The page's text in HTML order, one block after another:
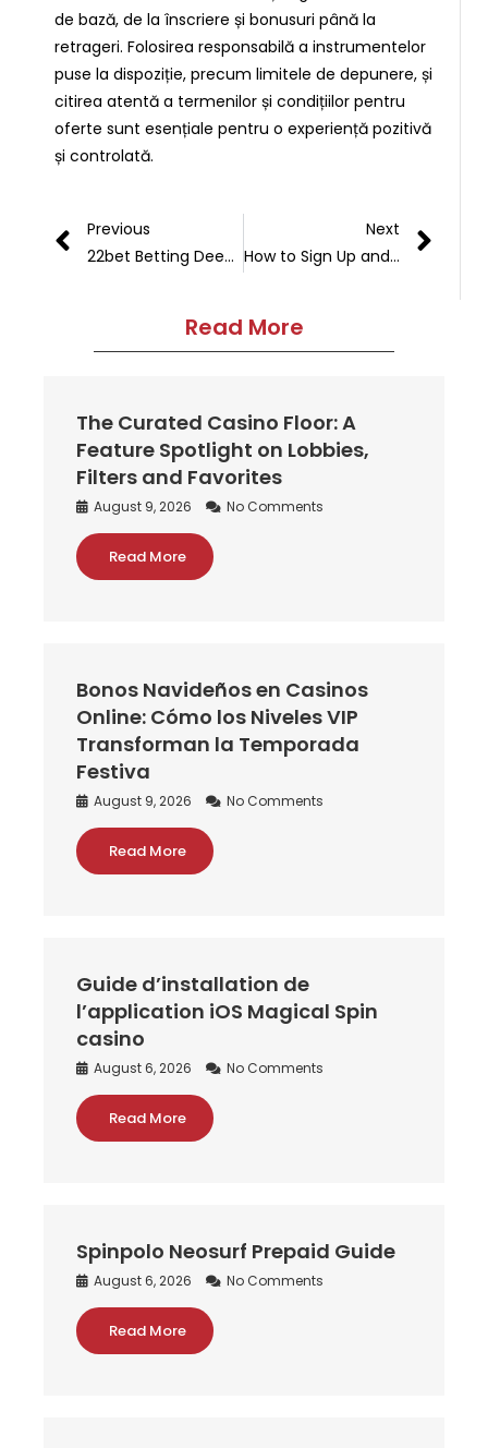
de bază, de la înscriere și bonusuri până la
retrageri. Folosirea responsabilă a instrumentelor
puse la dispoziție, precum limitele de depunere, și
citirea atentă a termenilor și condițiilor pentru
oferte sunt esențiale pentru o experiență pozitivă
și controlată.
Previous
22bet Betting Deep Dive: App & Bonus Mathematics Pro Tips
Next
How to Sign Up and Claim Bonuses at Joo Casino – Step-by-Step Guide
Read More
The Curated Casino Floor: A
Feature Spotlight on Lobbies,
Filters and Favorites
August 9, 2026 No Comments
Read More
Bonos Navideños en Casinos
Online: Cómo los Niveles VIP
Transforman la Temporada
Festiva
August 9, 2026 No Comments
Read More
Guide d’installation de
l’application iOS Magical Spin
casino
August 6, 2026 No Comments
Read More
Spinpolo Neosurf Prepaid Guide
August 6, 2026 No Comments
Read More